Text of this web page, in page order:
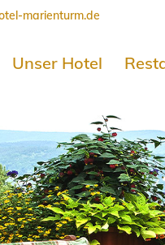
marienturm.de
Unser Hotel